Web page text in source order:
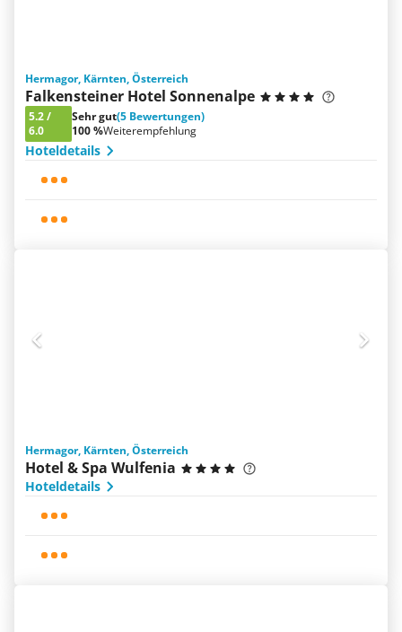
Hermagor, Kärnten, Österreich
Falkensteiner Hotel Sonnenalpe
5.2/
6.0
Sehr gut(5 Bewertungen)
100 %Weiterempfehlung
Hoteldetails
Hermagor, Kärnten, Österreich
Hotel & Spa Wulfenia
Hoteldetails